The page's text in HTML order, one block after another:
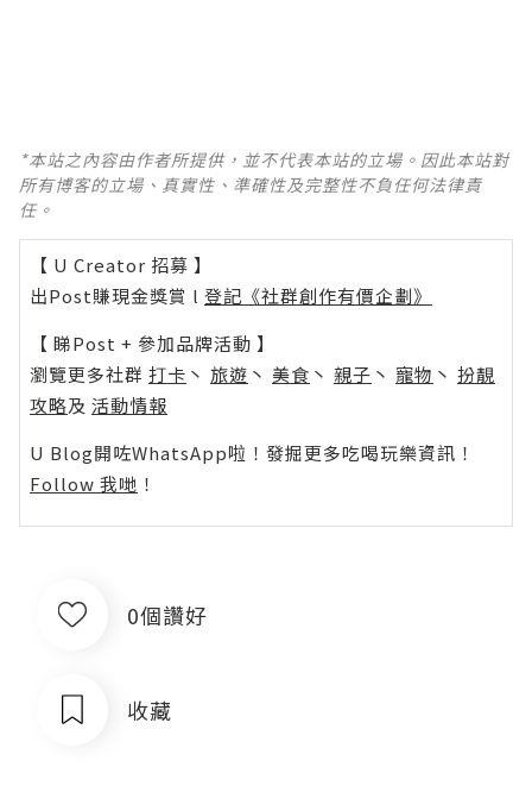
*本站之內容由作者所提供，並不代表本站的立場。因此本站對
所有博客的立場、真實性、準確性及完整性不負任何法律責
任。
【 U Creator 招募 】
出Post賺現金獎賞 l 登記《社群創作有價企劃》
【 睇Post + 參加品牌活動 】
瀏覽更多社群 打卡 丶 旅遊 丶 美食 丶 親子 丶 寵物 丶 扮靚
攻略及 活動情報
U Blog開咗WhatsApp啦！發掘更多吃喝玩樂資訊！
Follow 我哋 ！
0個讚好
收藏